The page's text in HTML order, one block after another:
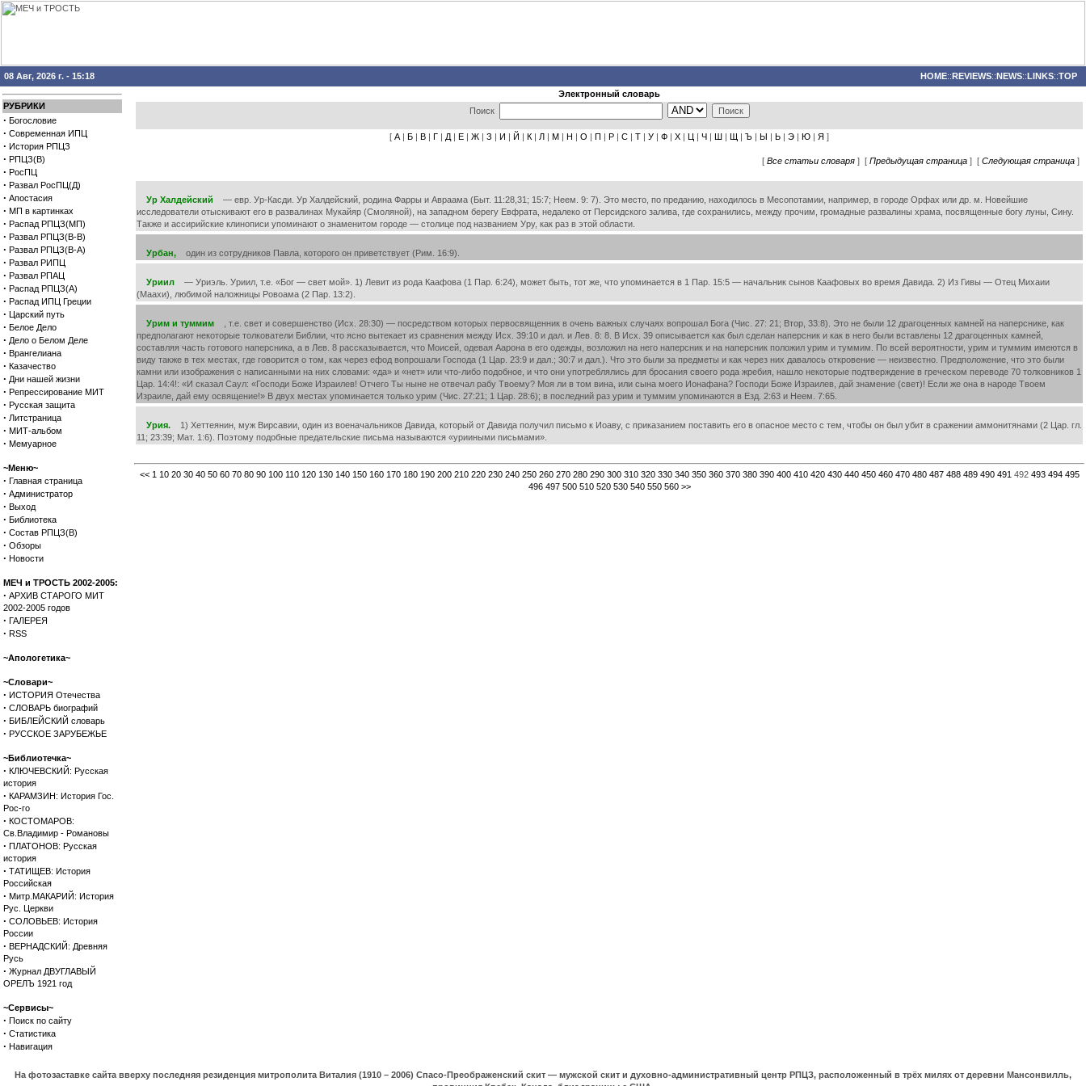
08 Авг, 2026 г. - 15:18 HOME::REVIEWS::NEWS::LINKS::TOP
РУБРИКИ
· Богословие
· Современная ИПЦ
· История РПЦЗ
· РПЦЗ(В)
· РосПЦ
· Развал РосПЦ(Д)
· Апостасия
· МП в картинках
· Распад РПЦЗ(МП)
· Развал РПЦЗ(В-В)
· Развал РПЦЗ(В-А)
· Развал РИПЦ
· Развал РПАЦ
· Распад РПЦЗ(А)
· Распад ИПЦ Греции
· Царский путь
· Белое Дело
· Дело о Белом Деле
· Врангелиана
· Казачество
· Дни нашей жизни
· Репрессирование МИТ
· Русская защита
· Литстраница
· МИТ-альбом
· Мемуарное
~Меню~
· Главная страница
· Администратор
· Выход
· Библиотека
· Состав РПЦЗ(В)
· Обзоры
· Новости
МЕЧ и ТРОСТЬ 2002-2005:
· АРХИВ СТАРОГО МИТ
2002-2005 годов
· ГАЛЕРЕЯ
· RSS
~Апологетика~
~Словари~
· ИСТОРИЯ Отечества
· СЛОВАРЬ биографий
· БИБЛЕЙСКИЙ словарь
· РУССКОЕ ЗАРУБЕЖЬЕ
~Библиотечка~
· КЛЮЧЕВСКИЙ: Русская
история
· КАРАМЗИН: История Гос.
Рос-го
· КОСТОМАРОВ:
Св.Владимир - Романовы
· ПЛАТОНОВ: Русская
история
· ТАТИЩЕВ: История
Российская
· Митр.МАКАРИЙ: История
Рус. Церкви
· СОЛОВЬЕВ: История
России
· ВЕРНАДСКИЙ: Древняя
Русь
· Журнал ДВУГЛАВЫЙ
ОРЕЛЪ 1921 год
~Сервисы~
· Поиск по сайту
· Статистика
· Навигация
Электронный словарь
Поиск
[ А | Б | В | Г | Д | Е | Ж | З | И | Й | К | Л | М | Н | О | П | Р | С | Т | У | Ф | Х | Ц | Ч | Ш | Щ | Ъ | Ы | Ь | Э | Ю | Я ]
[ Все статьи словаря ] [ Предыдущая страница ] [ Следующая страница ]
Ур Халдейский — евр. Ур-Касди. Ур Халдейский, родина Фарры и Авраама (Быт. 11:28,31; 15:7; Неем. 9: 7). Это место, по преданию, находилось в Месопотамии, например, в городе Орфах или др. м. Новейшие
исследователи отыскивают его в развалинах Мукайяр (Смоляной), на западном берегу Евфрата, недалеко от Персидского залива, где сохранились, между прочим, громадные развалины храма, посвященные богу луны, Сину.
Также и ассирийские клинописи упоминают о знаменитом городе — столице под названием Уру, как раз в этой области.
Урбан, один из сотрудников Павла, которого он приветствует (Рим. 16:9).
Уриил — Уриэль. Уриил, т.е. «Бог — свет мой». 1) Левит из рода Каафова (1 Пар. 6:24), может быть, тот же, что упоминается в 1 Пар. 15:5 — начальник сынов Каафовых во время Давида. 2) Из Гивы — Отец Михаии
(Маахи), любимой наложницы Ровоама (2 Пар. 13:2).
Урим и туммим , т.е. свет и совершенство (Исх. 28:30) — посредством которых первосвященник в очень важных случаях вопрошал Бога (Чис. 27: 21; Втор, 33:8). Это не были 12 драгоценных камней на наперснике, как
предполагают некоторые толкователи Библии, что ясно вытекает из сравнения между Исх. 39:10 и дал. и Лев. 8: 8. В Исх. 39 описывается как был сделан наперсник и как в него были вставлены 12 драгоценных камней,
составляя часть готового наперсника, а в Лев. 8 рассказывается, что Моисей, одевая Аарона в его одежды, возложил на него наперсник и на наперсник положил урим и туммим. По всей вероятности, урим и туммим имеются в
виду также в тех местах, где говорится о том, как через ефод вопрошали Господа (1 Цар. 23:9 и дал.; 30:7 и дал.). Что это были за предметы и как через них давалось откровение — неизвестно. Предположение, что это были
камни или изображения с написанными на них словами: «да» и «нет» или что-либо подобное, и что они употреблялись для бросания своего рода жребия, нашло некоторые подтверждение в греческом переводе 70 толковников 1
Цар. 14:4!: «И сказал Саул: «Господи Боже Израилев! Отчего Ты ныне не отвечал рабу Твоему? Моя ли в том вина, или сына моего Ионафана? Господи Боже Израилев, дай знамение (свет)! Если же она в народе Твоем
Израиле, дай ему освящение!» В двух местах упоминается только урим (Чис. 27:21; 1 Цар. 28:6); в последний раз урим и туммим упоминаются в Езд. 2:63 и Неем. 7:65.
Урия. 1) Хеттеянин, муж Вирсавии, один из военачальников Давида, который от Давида получил письмо к Иоаву, с приказанием поставить его в опасное место с тем, чтобы он был убит в сражении аммонитянами (2 Цар. гл.
11; 23:39; Мат. 1:6). Поэтому подобные предательские письма называются «урииными письмами».
<< 1 10 20 30 40 50 60 70 80 90 100 110 120 130 140 150 160 170 180 190 200 210 220 230 240 250 260 270 280 290 300 310 320 330 340 350 360 370 380 390 400 410 420 430 440 450 460 470 480 487 488 489 490 491 492 493 494 495
496 497 500 510 520 530 540 550 560 >>
На фотозаставке сайта вверху последняя резиденция митрополита Виталия (1910 – 2006) Спасо-Преображенский скит — мужской скит и духовно-административный центр РПЦЗ, расположенный в трёх милях от деревни Мансонвилль,